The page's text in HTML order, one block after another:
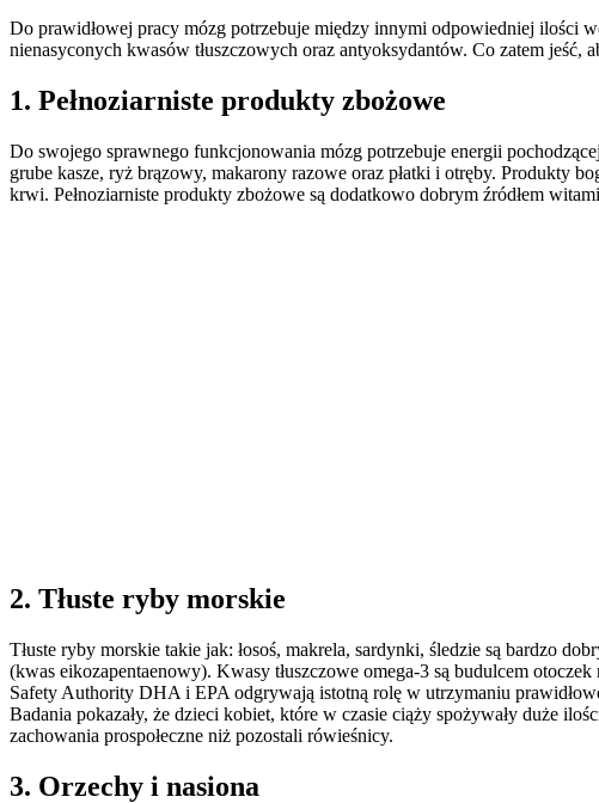
Do prawidłowej pracy mózg potrzebuje między innymi odpowiedniej ilości
nienasyconych kwasów tłuszczowych oraz antyoksydantów. Co zatem jeść,
1. Pełnoziarniste produkty zbożowe
Do swojego sprawnego funkcjonowania mózg potrzebuje energii
grube kasze, ryż brązowy, makarony razowe oraz płatki i otręby. Produkty
krwi. Pełnoziarniste produkty zbożowe są dodatkowo dobrym źródłem
2. Tłuste ryby morskie
Tłuste ryby morskie takie jak: łosoś, makrela, sardynki, śledzie są bardzo
(kwas eikozapentaenowy). Kwasy tłuszczowe omega-3 są budulcem
Safety Authority DHA i EPA odgrywają istotną rolę w utrzymaniu
Badania pokazały, że dzieci kobiet, które w czasie ciąży spożywały duże
zachowania prospołeczne niż pozostali rówieśnicy.
3. Orzechy i nasiona